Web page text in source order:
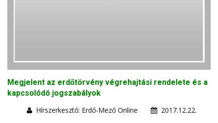
Megjelent az erdőtörvény végrehajtási rendelete és a
kapcsolódó jogszabályok
Hírszerkesztő: Erdő-Mező Online
2017.12.22.